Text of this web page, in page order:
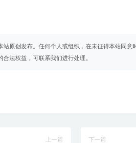
原创发布。任何个人或组织，在未征得本站同
法权益，可联系我们进行处理。
上一篇 下一篇